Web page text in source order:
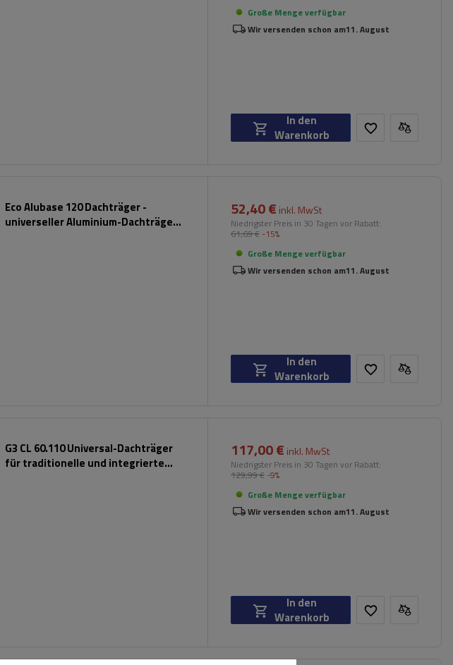
Große Menge verfügbar
Wir versenden schon am11. August
In den
Warenkorb
Eco Alubase 120 Dachträger -
universeller Aluminium-Dachträger
52,40 € inkl. MwSt
Niedrigster Preis in 30 Tagen vor Rabatt:
61,69 € -15%
Große Menge verfügbar
Wir versenden schon am11. August
In den
Warenkorb
G3 CL 60.110 Universal-Dachträger
für traditionelle und integrierte
117,00 € inkl. MwSt
Niedrigster Preis in 30 Tagen vor Rabatt:
129,99 € -9%
Große Menge verfügbar
Wir versenden schon am11. August
In den
Warenkorb